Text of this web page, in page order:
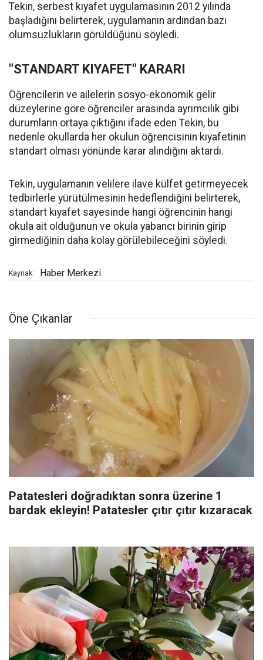
Tekin, serbest kıyafet uygulamasının 2012 yılında
başladığını belirterek, uygulamanın ardından bazı
olumsuzlukların görüldüğünü söyledi.
"STANDART KIYAFET" KARARI
Öğrencilerin ve ailelerin sosyo-ekonomik gelir
düzeylerine göre öğrenciler arasında ayrımcılık gibi
durumların ortaya çıktığını ifade eden Tekin, bu
nedenle okullarda her okulun öğrencisinin kıyafetinin
standart olması yönünde karar alındığını aktardı.
Tekin, uygulamanın velilere ilave külfet getirmeyecek
tedbirlerle yürütülmesinin hedeflendiğini belirterek,
standart kıyafet sayesinde hangi öğrencinin hangi
okula ait olduğunun ve okula yabancı birinin girip
girmediğinin daha kolay görülebileceğini söyledi.
Kaynak: Haber Merkezi
Öne Çıkanlar
Patatesleri doğradıktan sonra üzerine 1
bardak ekleyin! Patatesler çıtır çıtır kızaracak